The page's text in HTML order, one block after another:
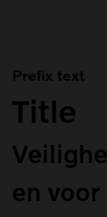
Prefix text
Title
en voor